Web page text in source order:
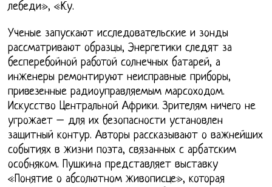
лебеди», «Ку.
Ученые запускают исследовательские и зонды
рассматривают образцы, Энергетики следят за
бесперебойной работой солнечных батарей, а
инженеры ремонтируют неисправные приборы,
привезенные радиоуправляемым марсоходом.
Искусство Центральной Африки. Зрителям ничего не
угрожает – для их безопасности установлен
защитный контур. Авторы рассказывают о важнейших
событиях в жизни поэта, связанных с арбатским
особняком. Пушкина представляет выставку
«Понятие о абсолютном живописце», которая